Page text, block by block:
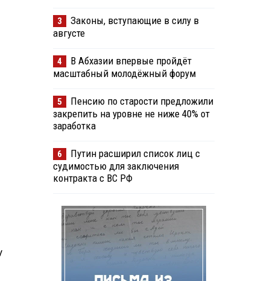
3
Законы, вступающие в силу в
августе
4
В Абхазии впервые пройдёт
масштабный молодёжный форум
5
Пенсию по старости предложили
закрепить на уровне не ниже 40% от
заработка
6
Путин расширил список лиц с
судимостью для заключения
контракта с ВС РФ